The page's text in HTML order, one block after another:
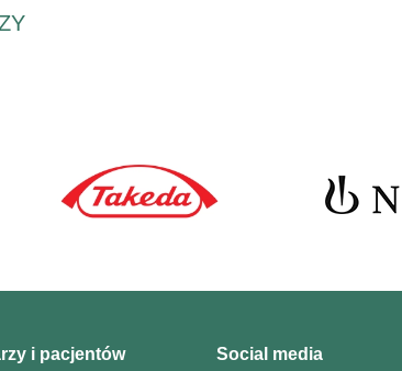
i pacjentów Social media